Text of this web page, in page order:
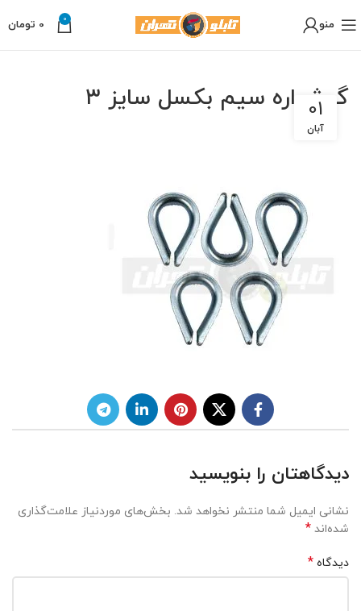
منو 0
0 تومان
گوشواره سیم بکسل سایز ۳
01
آبان
دیدگاهتان را بنویسید
نشانی ایمیل شما منتشر نخواهد شد. بخش‌های موردنیاز علامت‌گذاری
شده‌اند *
دیدگاه *